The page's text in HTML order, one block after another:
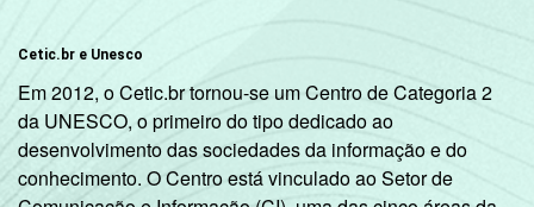
Cetic.br e Unesco
Em 2012, o Cetic.br tornou-se um Centro de Categoria 2
da UNESCO, o primeiro do tipo dedicado ao
desenvolvimento das sociedades da informação e do
conhecimento. O Centro está vinculado ao Setor de